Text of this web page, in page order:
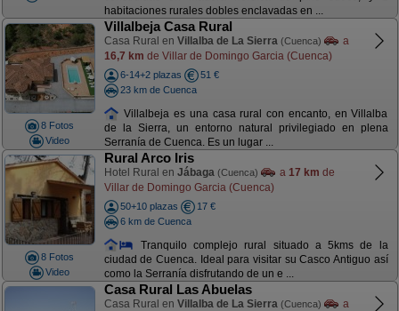
habitaciones rurales dobles enclavadas en ...
8 Fotos
Video
Villalbeja Casa Rural
Casa Rural en Villalba de La Sierra (Cuenca)
a
16,7 km de Villar de Domingo Garcia (Cuenca)
6-14+2 plazas
51 €
23 km de Cuenca
Villalbeja es una casa rural con encanto, en Villalba
de la Sierra, un entorno natural privilegiado en plena
Serranía de Cuenca. Es un lugar ...
8 Fotos
Video
Rural Arco Iris
Hotel Rural en Jábaga (Cuenca) a 17 km de
Villar de Domingo Garcia (Cuenca)
50+10 plazas
17 €
6 km de Cuenca
Tranquilo complejo rural situado a 5kms de la
ciudad de Cuenca. Ideal para visitar su Casco Antiguo así
como la Serranía disfrutando de un e ...
Casa Rural Las Abuelas
Casa Rural en Villalba de La Sierra (Cuenca)
a